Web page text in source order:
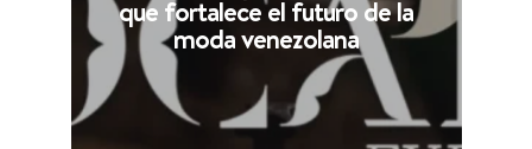
que fortalece el futuro de la
moda venezolana